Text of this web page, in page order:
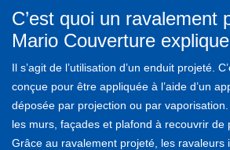
C’est quoi un ravalement
Mario Couverture
Il s’agit de l’utilisation d’un enduit projeté.
conçue pour être appliquée à l’aide d’un
déposée par projection ou par
les murs, façades et plafond à recouvrir de
Grâce au ravalement projeté, les ravaleurs